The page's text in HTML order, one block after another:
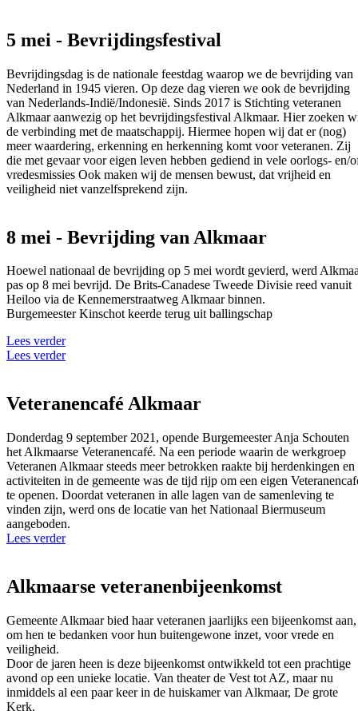
5 mei - Bevrijdingsfestival
Bevrijdingsdag is de nationale feestdag waarop we de bevrijding van
Nederland in 1945 vieren. Op deze dag vieren we ook de bevrijding
van Nederlands-Indië/Indonesië. Sinds 2017 is Stichting veteranen
Alkmaar aanwezig op het bevrijdingsfestival Alkmaar. Hier zoeken
de verbinding met de maatschappij. Hiermee hopen wij dat er (nog)
meer waardering, erkenning en herkenning komt voor veteranen. Zij
die met gevaar voor eigen leven hebben gediend in vele oorlogs- en/
vredesmissies Ook maken wij de mensen bewust, dat vrijheid en
veiligheid niet vanzelfsprekend zijn.
8 mei - Bevrijding van Alkmaar
Hoewel nationaal de bevrijding op 5 mei wordt gevierd, werd
pas op 8 mei bevrijd. De Brits-Canadese Tweede Divisie reed vanuit
Heiloo via de Kennemerstraatweg Alkmaar binnen.
Burgemeester Kinschot keerde terug uit ballingschap
Lees verder
Lees verder
Veteranencafé Alkmaar
Donderdag 9 september 2021, opende Burgemeester Anja Schouten
het Alkmaarse Veteranencafé. Na een periode waarin de werkgroep
Veteranen Alkmaar steeds meer betrokken raakte bij herdenkingen en
activiteiten in de gemeente was de tijd rijp om een eigen
te openen. Doordat veteranen in alle lagen van de samenleving te
vinden zijn, werd ons de locatie van het Nationaal Biermuseum
aangeboden.
Lees verder
Alkmaarse veteranenbijeenkomst
Gemeente Alkmaar bied haar veteranen jaarlijks een bijeenkomst aan,
om hen te bedanken voor hun buitengewone inzet, voor vrede en
veiligheid.
Door de jaren heen is deze bijeenkomst ontwikkeld tot een prachtige
avond op een unieke locatie. Van theater de Vest tot AZ, maar nu
inmiddels al een paar keer in de huiskamer van Alkmaar, De grote
Kerk.